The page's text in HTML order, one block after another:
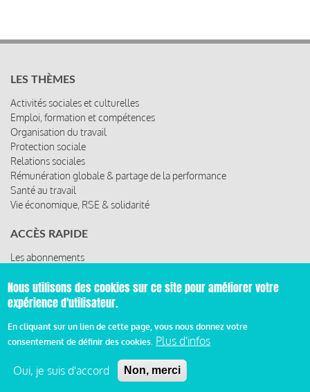
LES THÈMES
Activités sociales et culturelles
Emploi, formation et compétences
Organisation du travail
Protection sociale
Relations sociales
Rémunération globale & partage de la performance
Santé au travail
Vie économique, RSE & solidarité
ACCÈS RAPIDE
Les abonnements
Les ressources
© 2019 Miroir Social - Réalisé parCafffeine
Mentions légales et condition générale d’utilisation et
Nous utilisons des cookies sur ce site pour améliorer votre
expérience d'utilisateur.
En cliquant sur un lien de cette page, vous nous donnez votre
consentement de définir des cookies. Plus d'infos
Oui, je suis d'accord Non, merci